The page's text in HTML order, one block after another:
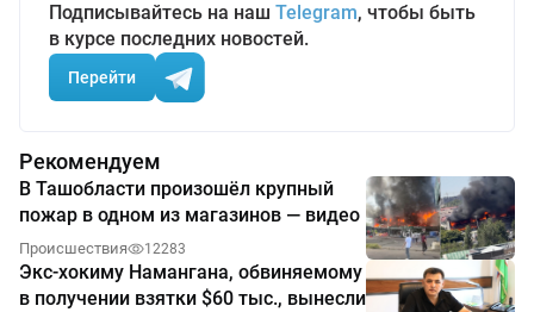
Подписывайтесь на наш Telegram, чтобы быть
в курсе последних новостей.
Перейти
Рекомендуем
В Ташобласти произошёл крупный
пожар в одном из магазинов — видео
Происшествия 12283
Экс-хокиму Намангана, обвиняемому
в получении взятки $60 тыс., вынесли